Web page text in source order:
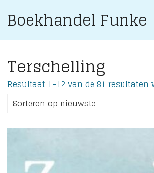
Boekhandel Funke
Terschelling
Resultaat 1–12 van de 81 resultaten
Sorteren op nieuwste